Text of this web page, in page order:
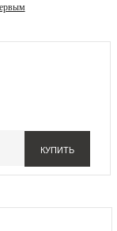
КУПИТЬ